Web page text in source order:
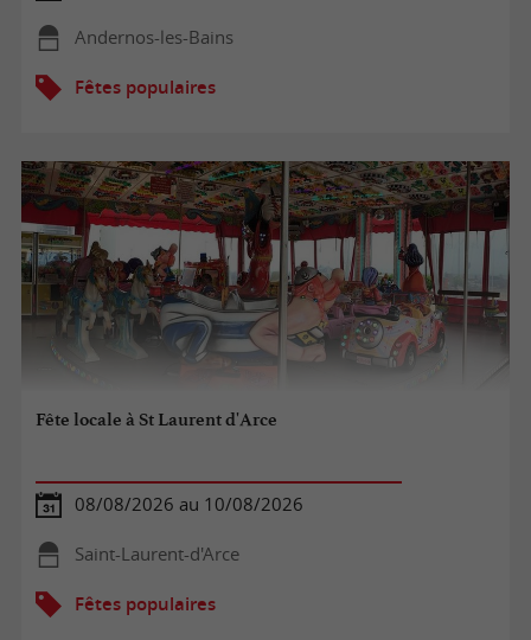
Andernos-les-Bains
Fêtes populaires
Fête locale à St Laurent d'Arce
08/08/2026 au 10/08/2026
Saint-Laurent-d'Arce
Fêtes populaires